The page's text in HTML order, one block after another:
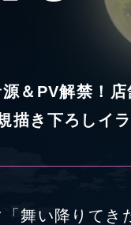
＆PV解禁！
描き下ろしイ
舞い降りてき